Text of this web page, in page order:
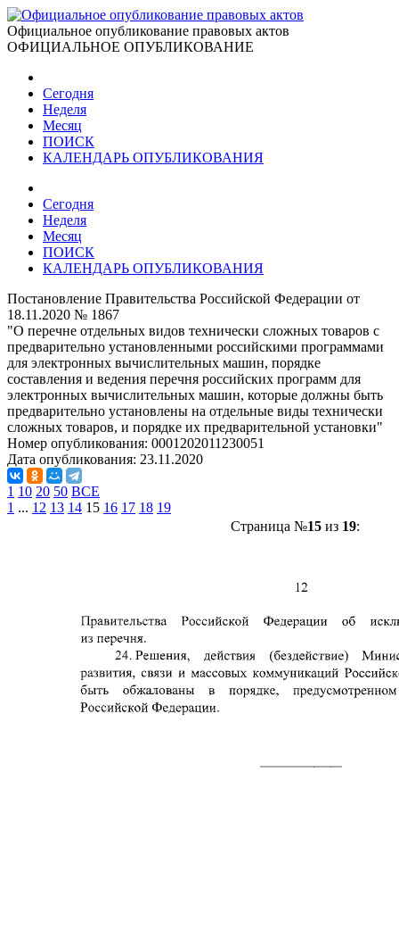
Официальное опубликование правовых актов
ОФИЦИАЛЬНОЕ ОПУБЛИКОВАНИЕ
Сегодня
Неделя
Месяц
ПОИСК
КАЛЕНДАРЬ ОПУБЛИКОВАНИЯ
Сегодня
Неделя
Месяц
ПОИСК
КАЛЕНДАРЬ ОПУБЛИКОВАНИЯ
Постановление Правительства Российской Федерации от
18.11.2020 № 1867
"О перечне отдельных видов технически сложных товаров с
предварительно установленными российскими программами
для электронных вычислительных машин, порядке
составления и ведения перечня российских программ для
электронных вычислительных машин, которые должны быть
предварительно установлены на отдельные виды технически
сложных товаров, и порядке их предварительной установки"
Номер опубликования: 0001202011230051
Дата опубликования: 23.11.2020
1 10 20 50 ВСЕ
1 ... 12 13 14 15 16 17 18 19
Страница №15из 19: